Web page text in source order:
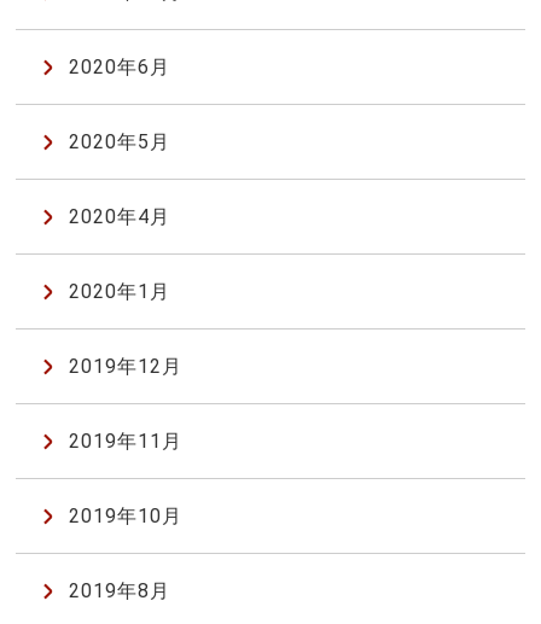
2020年6月
2020年5月
2020年4月
2020年1月
2019年12月
2019年11月
2019年10月
2019年8月